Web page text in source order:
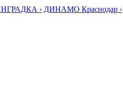
› ДИНАМО Краснодар ›